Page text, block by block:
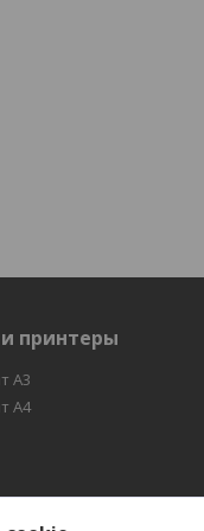
принтеры
А3
А4
техники , МФУ и